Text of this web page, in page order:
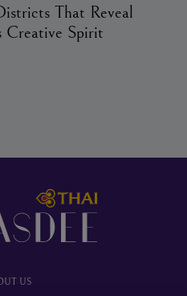
That Reveal
Creative Spirit
US